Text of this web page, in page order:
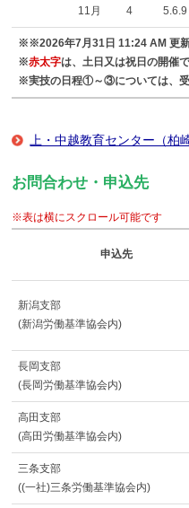
11月 4 5.6.9
※※2026年7月31日 11:24 AM 更
※赤太字は、土日又は祝日の開催で
※実技の日程①～③については、受
上・中越教育センター（
お問合わせ・申込先
※表は横にスクロール可能です
申込先
新潟支部
(新潟労働基準協会内)
長岡支部
(長岡労働基準協会内)
高田支部
(高田労働基準協会内)
三条支部
((一社)三条労働基準協会内)